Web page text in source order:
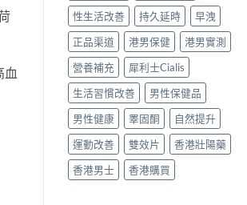
血
性生活改善
持久延時
早洩
正品渠道
港男保健
港男實測
營養補充
犀利士Cialis
生活習慣改善
男性保健品
男性健康
睪固酮
自然提升
運動改善
雙效片
香港壯陽藥
香港男士
香港購買